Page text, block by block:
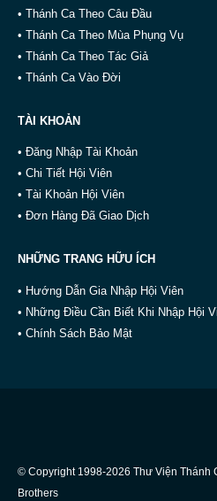
• Thánh Ca Theo Câu Đầu
• Thánh Ca Theo Mùa Phụng Vụ
• Thánh Ca Theo Tác Giả
• Thánh Ca Vào Đời
TÀI KHOẢN
• Đăng Nhập Tài Khoản
• Chi Tiết Hội Viên
• Tài Khoản Hội Viên
• Đơn Hàng Đã Giao Dịch
NHỮNG TRANG HỮU ÍCH
• Hướng Dẫn Gia Nhập Hội Viên
• Những Điều Cần Biết Khi Nhập Hội
• Chính Sách Bảo Mật
© Copyright 1998-2026 Thư Viện Thánh
Brothers